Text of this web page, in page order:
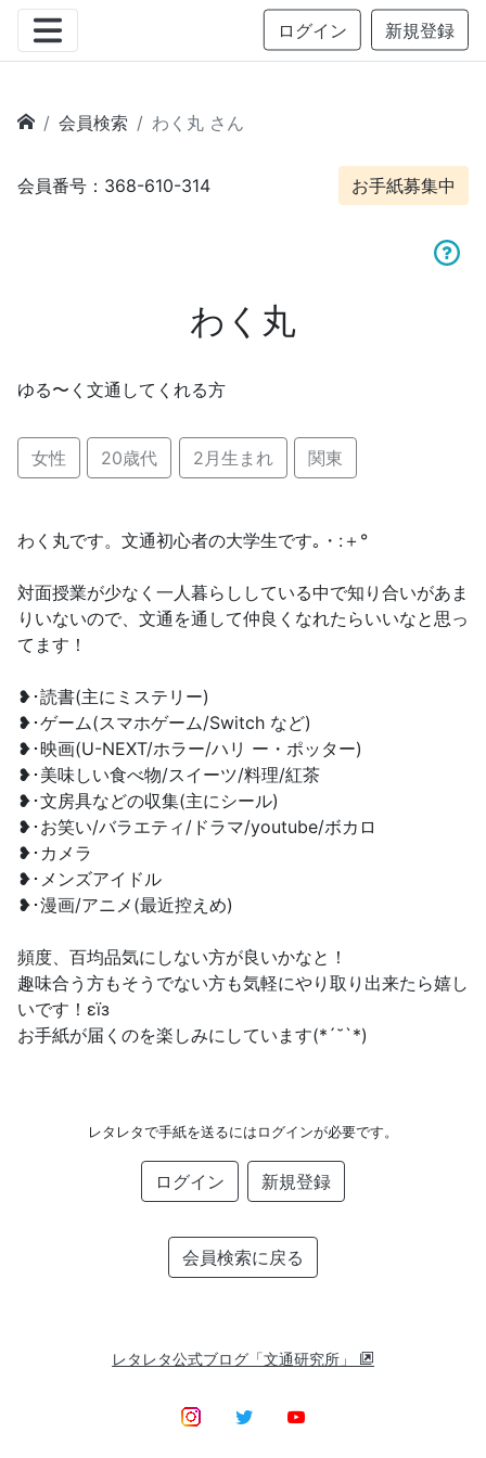
ログイン 新規登録
会員検索 わく丸 さん
会員番号：368-610-314 お手紙募集中
わく丸
ゆる〜く文通してくれる方
女性 20歳代 2月生まれ 関東
わく丸です。文通初心者の大学生です｡・:＋°
対面授業が少なく一人暮らししている中で知り合いがあま
りいないので、文通を通して仲良くなれたらいいなと思っ
てます！
❥･読書(主にミステリー)
❥･ゲーム(スマホゲーム/Switch など)
❥･映画(U-NEXT‎︎/ホラー/ハリ ー・ポッター)
❥･美味しい食べ物/スイーツ/料理/紅茶
❥･文房具などの収集(主にシール)
❥･お笑い/バラエティ/ドラマ/youtube/ボカロ
❥･カメラ
❥･メンズアイドル
❥･漫画/アニメ(最近控えめ)
頻度、百均品気にしない方が良いかなと！
趣味合う方もそうでない方も気軽にやり取り出来たら嬉し
いです！εïз
お手紙が届くのを楽しみにしています(*´˘`*)
レタレタで手紙を送るにはログインが必要です。
ログイン 新規登録
会員検索に戻る
レタレタ公式ブログ「文通研究所」